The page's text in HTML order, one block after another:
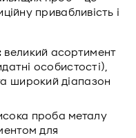
привабливість і
великий асортимент
особистості),
широкий діапазон
проба металу
для